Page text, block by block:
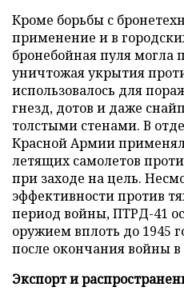
Кроме борьбы с
применение и в
бронебойная пуля могла
уничтожая укрытия
использовалось для
гнезд, дотов и даже
толстыми стенами. В
Красной Армии
летящих самолетов
при заходе на цель.
эффективности против
период войны, ПТРД-41
оружием вплоть до 1945
после окончания войны
Экспорт и